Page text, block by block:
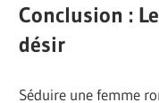
Conclusion :
désir
Séduire une femme